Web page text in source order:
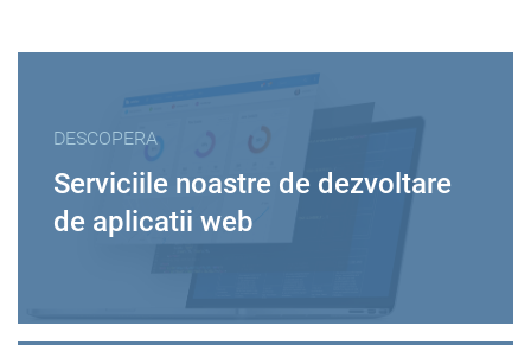
DESCOPERA
Serviciile noastre de dezvoltare
de aplicatii web